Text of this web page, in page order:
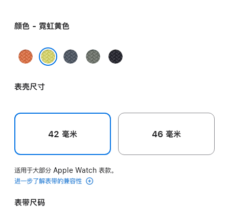
颜色 - 霓虹黄色
姜
末
铁
灰
午
表壳尺寸
42 毫米 46 毫米
适用于大部分 Apple Watch 表款。
进一步了解表带的兼容性
表带尺码